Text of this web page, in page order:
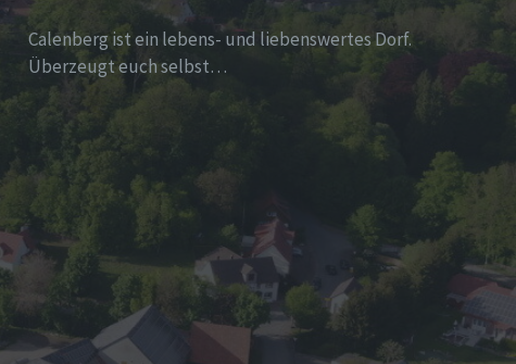
Calenberg ist ein lebens- und liebenswertes Dorf.
Überzeugt euch selbst…